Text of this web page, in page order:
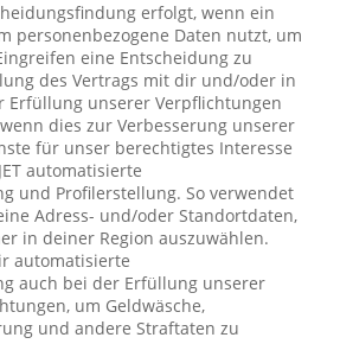
erfolgt, wenn ein
personenbezogene Daten nutzt, um
eine Entscheidung zu
des Vertrags mit dir und/oder in
Erfüllung unserer Verpflichtungen
dies zur Verbesserung unserer
für unser berechtigtes Interesse
automatisierte
und Profilerstellung. So verwendet
Adress- und/oder Standortdaten,
in deiner Region auszuwählen.
automatisierte
auch bei der Erfüllung unserer
um Geldwäsche,
und andere Straftaten zu